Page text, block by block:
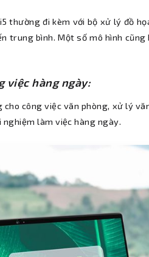
thường đi kèm với bộ xử lý đồ
trung bình. Một số mô hình
việc hàng ngày:
công việc văn phòng, xử lý
làm việc hàng ngày.